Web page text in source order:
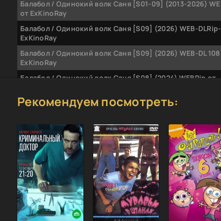
Балабол / Одинокий волк Саня [S01-09] (2013-2026)
от ExKinoRay
Балабол / Одинокий волк Саня [S09] (2026) WEB-DLRip-
ExKinoRay
Балабол / Одинокий волк Саня [S09] (2026) WEB-DL
ExKinoRay
Балабол / Одинокий волк Саня [S08] (2024) WEBRip от
Балабол / Одинокий волк Саня [S08] (2024) WEBRip-AVC
Балабол / Одинокий волк Саня [S08] (2024) WEBRip
Балабол / Одинокий волк Саня [S08] (2024) WEBRip от
Балабол / Одинокий волк Саня [S08] (2024) WEBRip
Files-х
Балабол / Одинокий волк Саня [S01-07] (2013-2023)
WEBRip
Рекомендуем посмотреть: